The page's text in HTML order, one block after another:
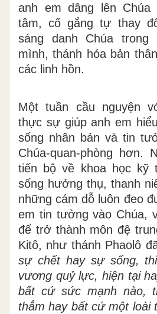
anh em dâng lên Chúa
tâm, cố gắng tự thay
sáng danh Chúa trong
mình, thánh hóa bản
các linh hồn.
Một tuần cầu nguyện
thực sự giúp anh em
sống nhân bản và tin
Chúa-quan-phòng hơn.
tiến bộ về khoa học kỹ
sống hưởng thụ, thanh
những cám dỗ luôn đeo
em tin tưởng vào Chúa,
để trở thành môn đệ
Kitô, như thánh Phaolô
sự chết hay sự sống,
vương quỷ lực, hiện tại
bất cứ sức mạnh nào,
thẳm hay bất cứ một loài